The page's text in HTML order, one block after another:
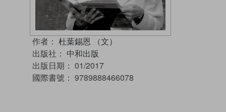
作者： 杜葉錫恩 （文）
出版社： 中和出版
出版日期： 01/2017
國際書號： 9789888466078